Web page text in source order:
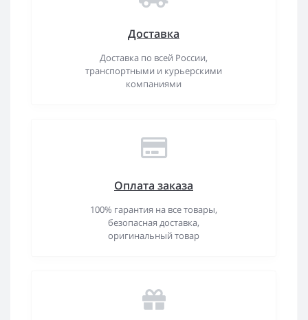
Доставка
Доставка по всей России,
транспортными и курьерскими
компаниями
Оплата заказа
100% гарантия на все товары,
безопасная доставка,
оригинальный товар